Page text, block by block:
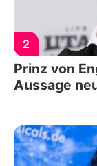
2
Prinz von
Aussage